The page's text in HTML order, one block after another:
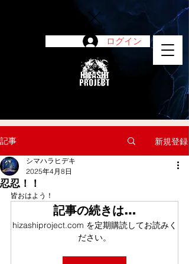
ログイン
記事 新規登録
忍忍！！
シマハラヒデキ
2025年4月8日
皆おはよう！
記事の続きは…
hizashiproject.com を定期購読してお読みく
ださい。